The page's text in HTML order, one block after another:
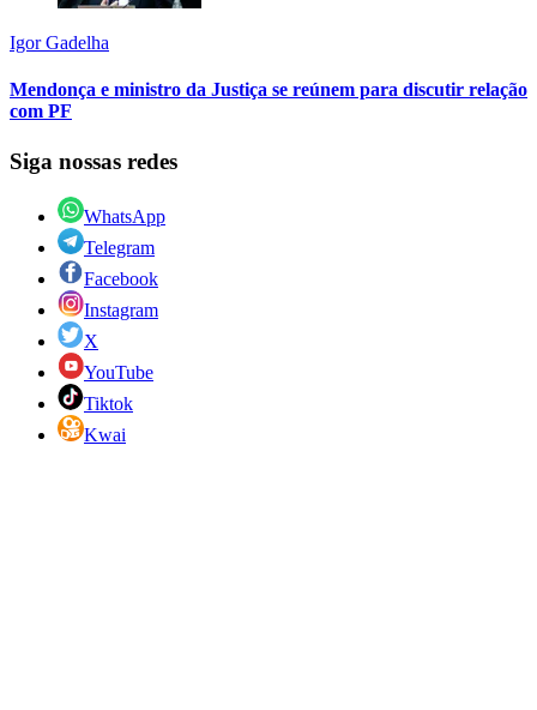
Igor Gadelha
Mendonça e ministro da Justiça se reúnem para discutir relação
com PF
Siga nossas redes
WhatsApp
Telegram
Facebook
Instagram
X
YouTube
Tiktok
Kwai